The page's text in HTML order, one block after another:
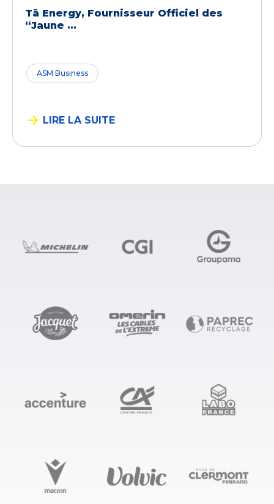
Tā Energy, Fournisseur Officiel des
“Jaune ...
ASM Business
LIRE LA SUITE